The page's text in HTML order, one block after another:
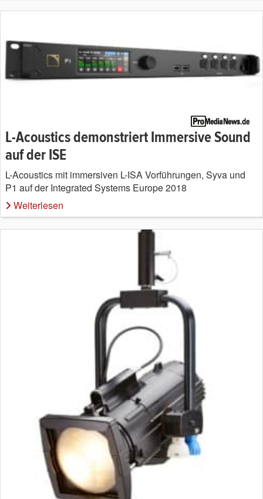
L-Acoustics demonstriert Immersive Sound
auf der ISE
L-Acoustics mit immersiven L-ISA Vorführungen, Syva und
P1 auf der Integrated Systems Europe 2018
Weiterlesen